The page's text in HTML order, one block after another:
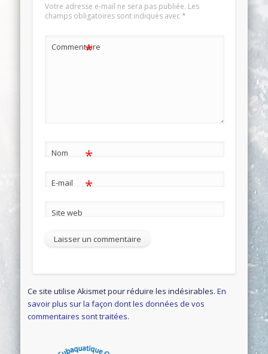
Votre adresse e-mail ne sera pas publiée. Les
champs obligatoires sont indiqués avec*
Commentaire
*
Nom *
E-mail *
Site web
Ce site utilise Akismet pour réduire les indésirables.En
savoir plus sur la façon dont les données de vos
commentaires sont traitées.